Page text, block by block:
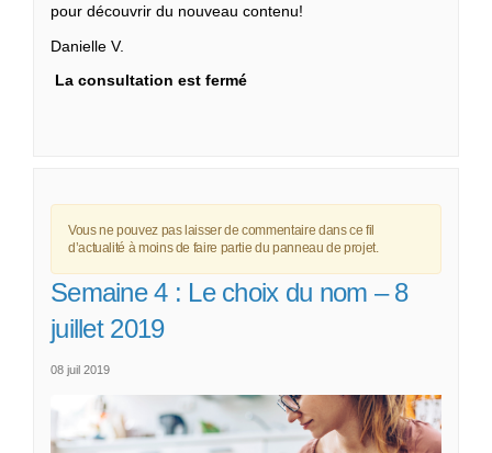
pour découvrir du nouveau contenu!
Danielle V.
La consultation est fermé
Vous ne pouvez pas laisser de commentaire dans ce fil
d’actualité à moins de faire partie du panneau de projet.
Semaine 4 : Le choix du nom – 8
juillet 2019
08 juil 2019